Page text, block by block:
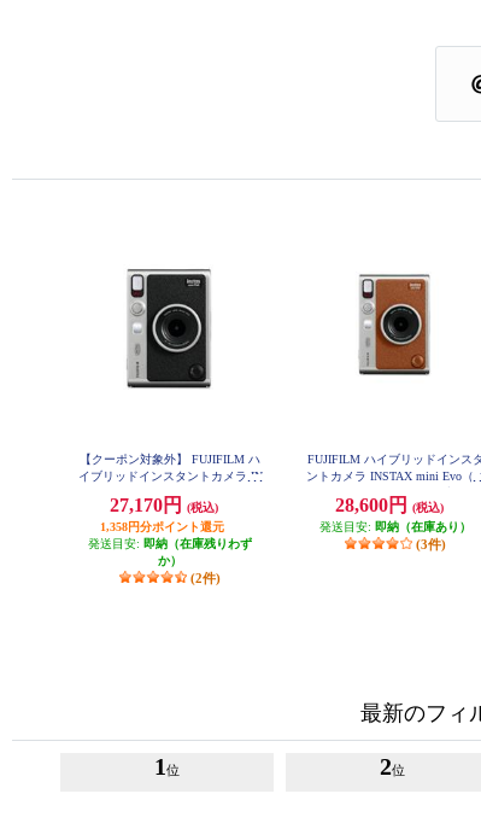
【クーポン対象外】 FUJIFILM ハ
イブリッドインスタントカメラ IN
ミニエボ）ブラック INS-mini-EVO
-BK-C
27,170円
(税込)
1,358円分ポイント還元
発送目安: 即納（在庫残りわず
か）
(2件)
FUJIFILM ハイブリッドインス
ントカメラ INSTAX mini Evo（
INS-mini-EVO-BR-C
28,600円
(税込)
発送目安: 即納（在庫あり）
(3件)
最新のフィ
1 位 2位